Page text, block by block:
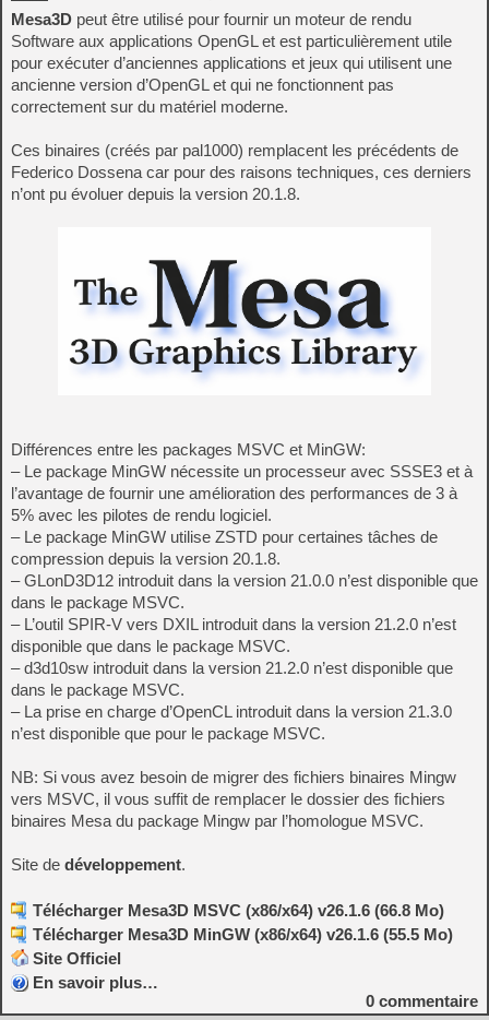
Mesa3D peut être utilisé pour fournir un moteur de rendu
Software aux applications OpenGL et est particulièrement utile
pour exécuter d’anciennes applications et jeux qui utilisent une
ancienne version d’OpenGL et qui ne fonctionnent pas
correctement sur du matériel moderne.
Ces binaires (créés par pal1000) remplacent les précédents de
Federico Dossena car pour des raisons techniques, ces derniers
n’ont pu évoluer depuis la version 20.1.8.
Différences entre les packages MSVC et MinGW:
– Le package MinGW nécessite un processeur avec SSSE3 et à
l’avantage de fournir une amélioration des performances de 3 à
5% avec les pilotes de rendu logiciel.
– Le package MinGW utilise ZSTD pour certaines tâches de
compression depuis la version 20.1.8.
– GLonD3D12 introduit dans la version 21.0.0 n’est disponible que
dans le package MSVC.
– L’outil SPIR-V vers DXIL introduit dans la version 21.2.0 n’est
disponible que dans le package MSVC.
– d3d10sw introduit dans la version 21.2.0 n’est disponible que
dans le package MSVC.
– La prise en charge d’OpenCL introduit dans la version 21.3.0
n’est disponible que pour le package MSVC.
NB: Si vous avez besoin de migrer des fichiers binaires Mingw
vers MSVC, il vous suffit de remplacer le dossier des fichiers
binaires Mesa du package Mingw par l’homologue MSVC.
Site de développement.
Télécharger Mesa3D MSVC (x86/x64) v26.1.6 (66.8 Mo)
Télécharger Mesa3D MinGW (x86/x64) v26.1.6 (55.5 Mo)
Site Officiel
En savoir plus…
0 commentaire